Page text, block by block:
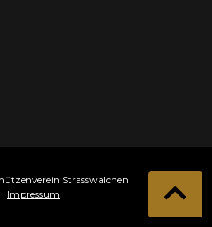
Strasswalchen
Impressum